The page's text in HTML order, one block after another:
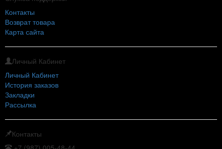
Контакты
Возврат товара
Карта сайта
Личный Кабинет
Личный Кабинет
История заказов
Закладки
Рассылка
Контакты